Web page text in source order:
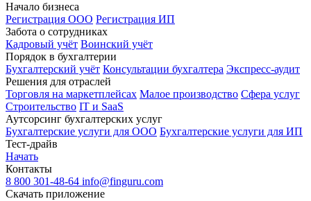
Начало бизнеса
Регистрация ООО Регистрация ИП
Забота о сотрудниках
Кадровый учёт Воинский учёт
Порядок в бухгалтерии
Бухгалтерский учёт Консультации бухгалтера Экспресс-аудит
Решения для отраслей
Торговля на маркетплейсах Малое производство Сфера услуг
Строительство IT и SaaS
Аутсорсинг бухгалтерских услуг
Бухгалтерские услуги для ООО Бухгалтерские услуги для ИП
Тест-драйв
Начать
Контакты
8 800 301-48-64 info@finguru.com
Скачать приложение